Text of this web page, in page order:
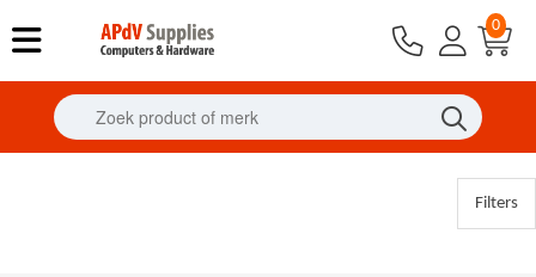
0
Filters